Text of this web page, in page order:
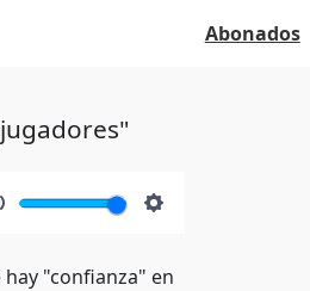
Abonados
hay "confianza" en